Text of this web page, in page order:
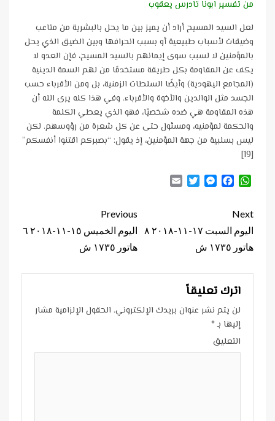
من تفسير ابونا تادرس يعقوب
لعل السيد المسيح أراد أن يميز بين ما يحل بالبشرية من متاعب
وضيقات لأسباب طبيعية أو بسبب انحرافها وبين الضيق الذي يحل
بالمؤمنين لا لسبب سوى إيمانهم بالسيد المسيح، فإن العدو لا
يكف عن المقاومة بكل طريقة مستخدمًا من لهم السمة الدينية
(المجامع اليهودية) وأيضًا السلطات الزمنية، بل ومن الأقرباء حسب
الجسد مثل الوالدين والأخوة والأقرباء. وفي هذا كله يرى الله أن
هذه المقاومة هي ضده شخصيًا، فهو الذي يعطي الكلمة
والحكمة لمؤمنيه، ومسئول حتى عن كل شعرة من رؤوسهم. لكن
ليس بسلبية من جهة المؤمنين، إذ يقول: “بصبركم اقتنوا أنفسكم”
[19]
WhatsApp
Facebook
Messenger
Twitter
Continue
Reading
Previous
اليوم الخميس ١٥-١١-٢٠١٨ ٦
هاتور ١٧٣٥ ش
Next
اليوم السبت ١٧-١١-٢٠١٨ ٨
هاتور ١٧٣٥ ش
اترك تعليقاً
لن يتم نشر عنوان بريدك الإلكتروني. الحقول الإلزامية مشار
إليها بـ*
التعليق